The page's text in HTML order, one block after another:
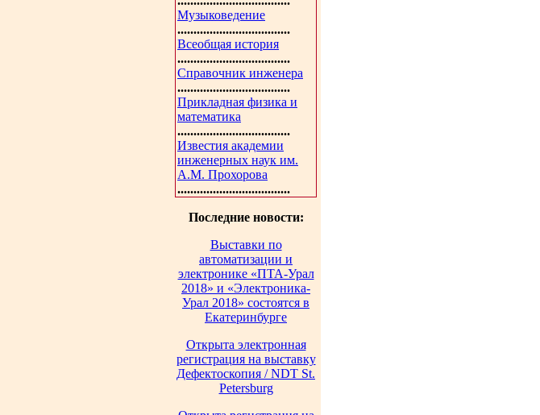
Музыковедение
...................................
Всеобщая история
...................................
Справочник инженера
...................................
Прикладная физика и
математика
...................................
Известия академии
инженерных наук им.
А.М. Прохорова
...................................
Последние новости:
Выставки по
автоматизации и
электронике «ПТА-Урал
2018» и «Электроника-
Урал 2018» состоятся в
Екатеринбурге
Открыта электронная
регистрация на выставку
Дефектоскопия / NDT St.
Petersburg